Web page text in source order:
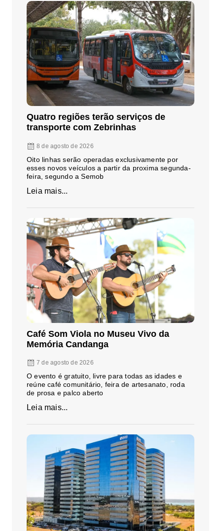
Quatro regiões terão serviços de
transporte com Zebrinhas
8 de agosto de 2026
Oito linhas serão operadas exclusivamente por
esses novos veículos a partir da proxima segunda-
feira, segundo a Semob
Leia mais...
Café Som Viola no Museu Vivo da
Memória Candanga
7 de agosto de 2026
O evento é gratuito, livre para todas as idades e
reúne café comunitário, feira de artesanato, roda
de prosa e palco aberto
Leia mais...